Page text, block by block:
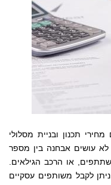
מחירי תכנון ובניית מסלולי
לא עושים אבחנה בין מספר
או הרכב הגילאים.
לקבל משותפים עסקיים